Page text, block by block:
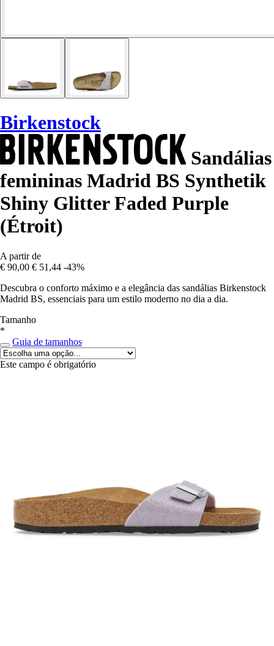
Birkenstock
Sandálias
femininas Madrid BS Synthetik
Shiny Glitter Faded Purple
(Étroit)
A partir de
€ 90,00 € 51,44 -43%
Descubra o conforto máximo e a elegância das sandálias Birkenstock
Madrid BS, essenciais para um estilo moderno no dia a dia.
Tamanho
*
Guia de tamanhos
Este campo é obrigatório